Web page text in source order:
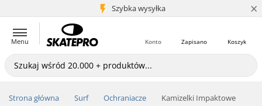
Szybka wysyłka
5+ mln klientów ×
Menu Koszyk
Zapisano
Konto
Strona główna Surf Ochraniacze Kamizelki Impaktowe